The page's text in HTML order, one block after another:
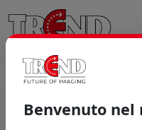
Benvenuto nel